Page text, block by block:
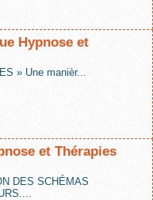
Hypnose et
» Une manièr...
et Thérapies
DES SCHÉMAS